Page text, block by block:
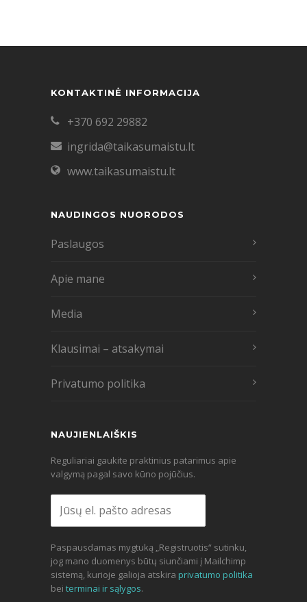
KONTAKTINĖ INFORMACIJA
+370 692 29882
ingrida@taikasumaistu.lt
www.taikasumaistu.lt
NAUDINGOS NUORODOS
Paslaugos
Apie mane
Media
Klausimai – atsakymai
Privatumo politika
NAUJIENLAIŠKIS
Reguliariai gaukite praktinius patarimus apie
valgymą pagal savo kūno pojūčius.
Paspausdamas mygtuką „Registruotis“ sutinku,
jog mano duomenys būtų siunčiami į Mailchimp
sistemą, kurioje galioja atskira privatumo politika
bei terminai ir sąlygos.